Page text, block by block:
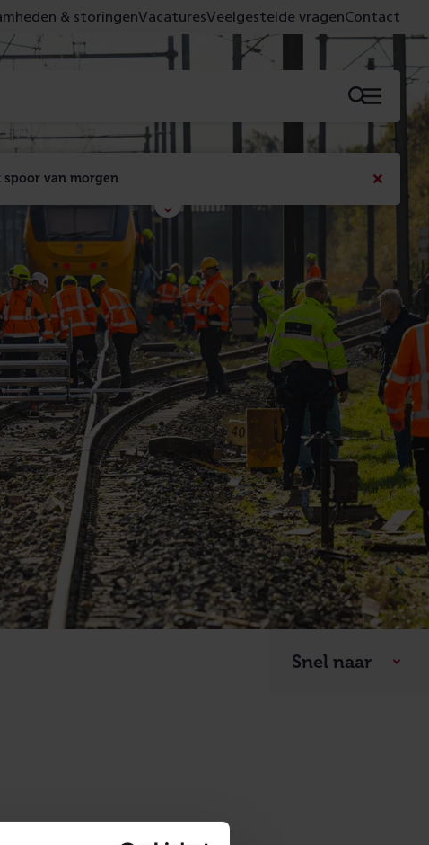
spoor van morgen
Met de campagne 'Voor 't spoor naar morgen' laten
we zien wat er vandaag gebeurt en wat dat -
figuurlijk gezien - morgen oplevert.
Lees meer
& storingenVacaturesVeelgestelde vragenContact
Menu
Snel naar